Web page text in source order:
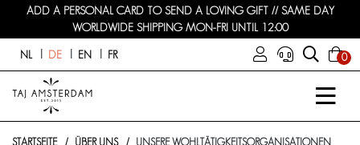
ADD A PERSONAL CARD TO SEND A LOVING GIFT // SAME DAY
WORLDWIDE SHIPPING MON-FRI UNTIL 12:00
NL DE EN FR 0
STARTSEITE ÜBER UNS UNSERE WOHLTÄTIGKEITSORGANISATIONEN